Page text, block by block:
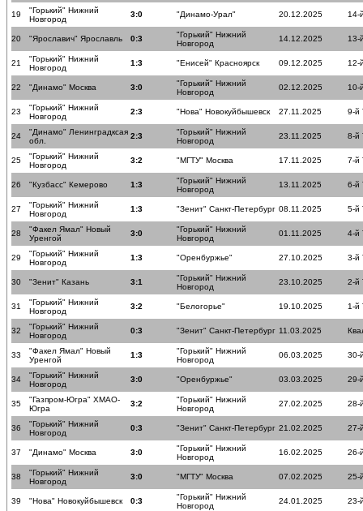
19
"Горький" Нижний
Новгород
3:0 "Динамо-Урал" 20.12.2025 14-
20 "Ярославич" Ярославль 0:3
"Горький" Нижний
Новгород
14.12.2025 13-
21
"Горький" Нижний
Новгород
1:3 "Енисей" Красноярск 09.12.2025 12-
22 "Динамо" Москва 3:0
"Горький" Нижний
Новгород
02.12.2025 10-
23
"Горький" Нижний
Новгород
2:3 "Нова" Новокуйбышевск 27.11.2025 9-й
24
"Динамо" Ленинградксая
обл.
2:3
"Горький" Нижний
Новгород
23.11.2025 8-й
25
"Горький" Нижний
Новгород
3:2 "МГТУ" Москва 17.11.2025 7-й
26 "Кузбасс" Кемерово 1:3
"Горький" Нижний
Новгород
13.11.2025 6-й
27
"Горький" Нижний
Новгород
1:3 "Зенит" Санкт-Петербург 08.11.2025 5-й
28
"Факел Ямал" Новый
Уренгой
3:0
"Горький" Нижний
Новгород
01.11.2025 4-й
29
"Горький" Нижний
Новгород
1:3 "Оренбуржье" 27.10.2025 3-й
30 "Зенит" Казань 3:1
"Горький" Нижний
Новгород
23.10.2025 2-й
31
"Горький" Нижний
Новгород
3:2 "Белогорье" 19.10.2025 1-й
32
"Горький" Нижний
Новгород
0:3 "Зенит" Санкт-Петербург 11.03.2025
33
"Факел Ямал" Новый
Уренгой
1:3
"Горький" Нижний
Новгород
06.03.2025 30-
34
"Горький" Нижний
Новгород
3:0 "Оренбуржье" 03.03.2025 29-
35
"Газпром-Югра" ХМАО-
Югра
3:2
"Горький" Нижний
Новгород
27.02.2025 28-
36
"Горький" Нижний
Новгород
0:3 "Зенит" Санкт-Петербург 21.02.2025 27-
37 "Динамо" Москва 3:0
"Горький" Нижний
Новгород
16.02.2025 26-
38
"Горький" Нижний
Новгород
3:0 "МГТУ" Москва 07.02.2025 25-
39 "Нова" Новокуйбышевск 0:3
"Горький" Нижний
Новгород
24.01.2025 23-